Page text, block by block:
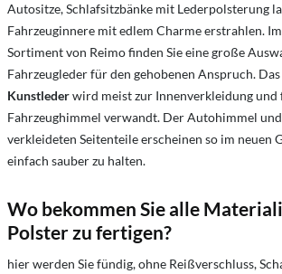
Autositze, Schlafsitzbänke mit Lederpolsterung
Fahrzeuginnere mit edlem Charme erstrahlen.
Sortiment von Reimo finden Sie eine große
Fahrzeugleder für den gehobenen Anspruch.
Kunstlederwird meist zur Innenverkleidung und
Fahrzeughimmel verwandt. Der Autohimmel
verkleideten Seitenteile erscheinen so im neuen
einfach sauber zu halten.
Wo bekommen Sie alle
Polster zu fertigen?
hier werden Sie fündig, ohne Reißverschluss,